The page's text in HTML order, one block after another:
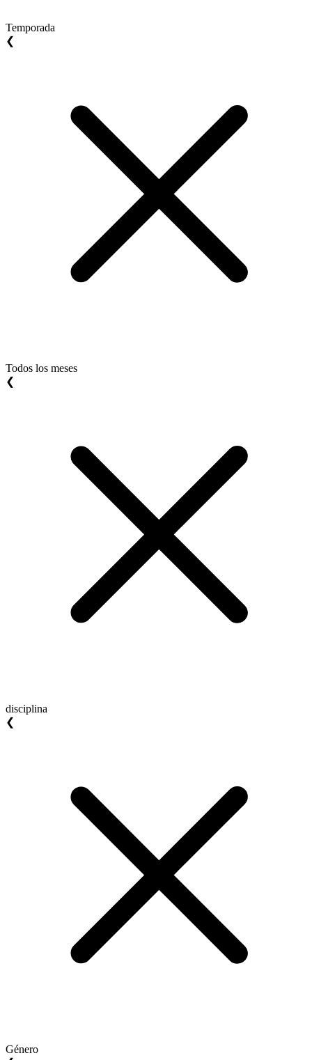
Temporada
❮
Todos los meses
❮
disciplina
❮
Género